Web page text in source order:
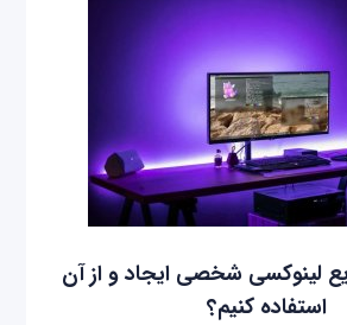
لینوکسی شخصی ایجاد و از آن
استفاده کنیم؟